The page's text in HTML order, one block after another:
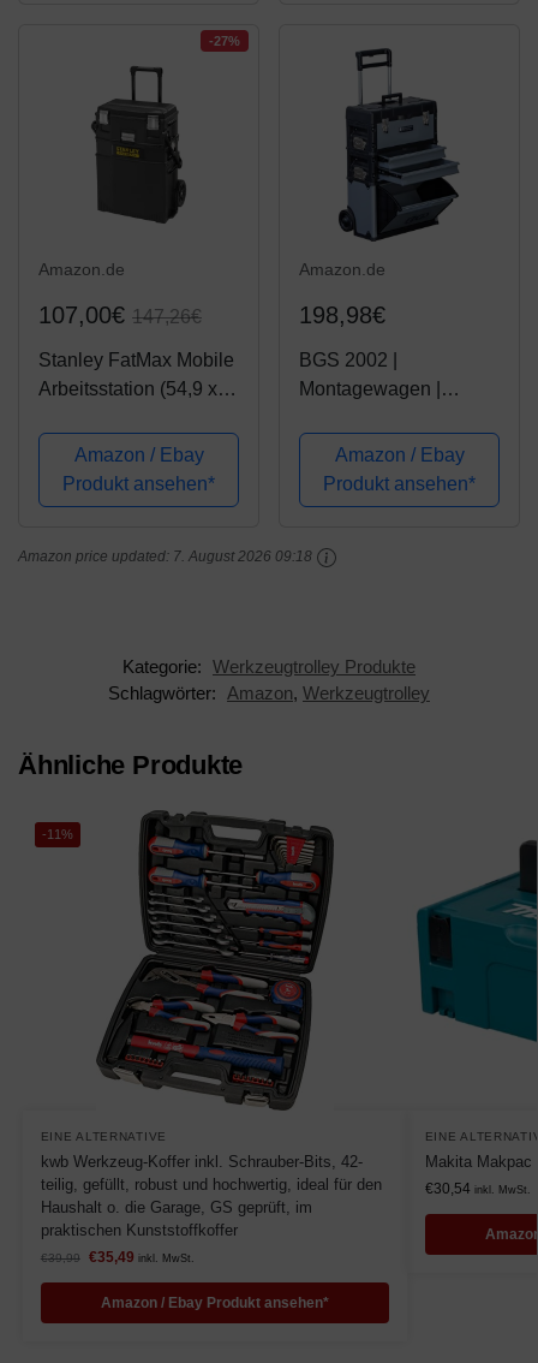
-27%
Amazon.de
107,00€ 147,26€
Stanley FatMax Mobile
Arbeitsstation (54,9 x
Schwerlasträder,
automatische
Sicherheitsverriegelun
Teleskopgriff,
Amazon / Ebay
Produkt ansehen*
Amazon.de
198,98€
BGS 2002 |
Montagewagen |
Koffer leer / rollende
Werkstatt |
abschließbar
Amazon / Ebay
Produkt ansehen*
Amazon price updated: 7. August 2026 09:18
Kategorie: Werkzeugtrolley Produkte
Schlagwörter:
Amazon, Werkzeugtrolley
Ähnliche Produkte
-11%
EINE ALTERNATIVE
kwb Werkzeug-Koffer inkl. Schrauber-Bits, 42-
teilig, gefüllt, robust und hochwertig, ideal für den
Haushalt o. die Garage, GS geprüft, im
praktischen Kunststoffkoffer
€39,99 €35,49 inkl. MwSt.
Amazon / Ebay Produkt ansehen*
EINE
Makita Makpac
€30,54 inkl. MwSt.